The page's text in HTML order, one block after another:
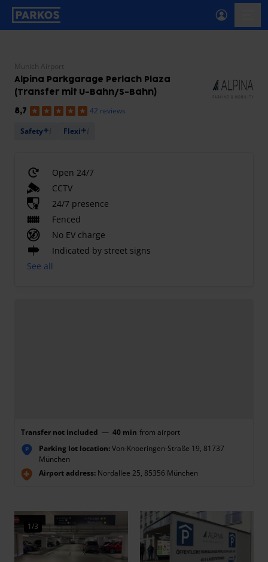
primary-navigation-label
Munich Airport
Alpina Parkgarage Perlach Plaza
(Transfer mit U-Bahn/S-Bahn)
8,7
42 reviews
Safety
Flexi
Open 24/7
CCTV
24/7 presence
Fenced
No EV charge
Indicated by street signs
See all
Transfer not included — 40 min from airport
P Parking lot location:Von-Knoeringen-Straße 19, 81737
München
Airport address: Nordallee 25, 85356 München
1/3